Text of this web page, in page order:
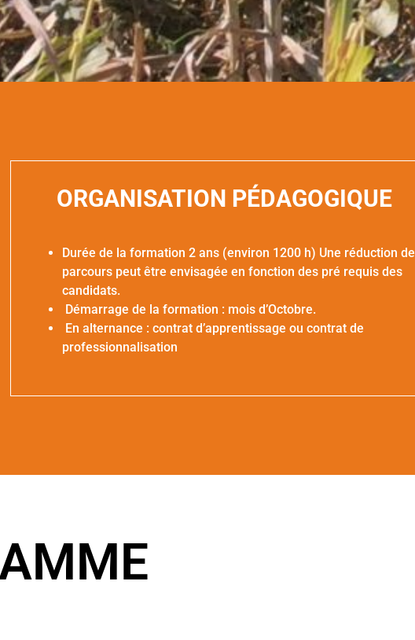
ORGANISATION PÉDAGOGIQUE
Durée de la formation 2 ans (environ 1200 h) Une réduction de
parcours peut être envisagée en fonction des pré requis des
candidats.
Démarrage de la formation : mois d’Octobre.
En alternance : contrat d’apprentissage ou contrat de
professionnalisation